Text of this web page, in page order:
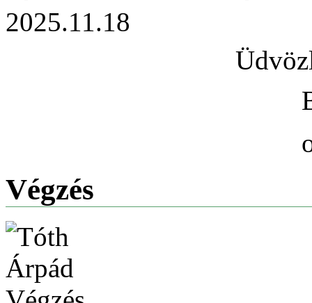
2025.11.18
Végzés